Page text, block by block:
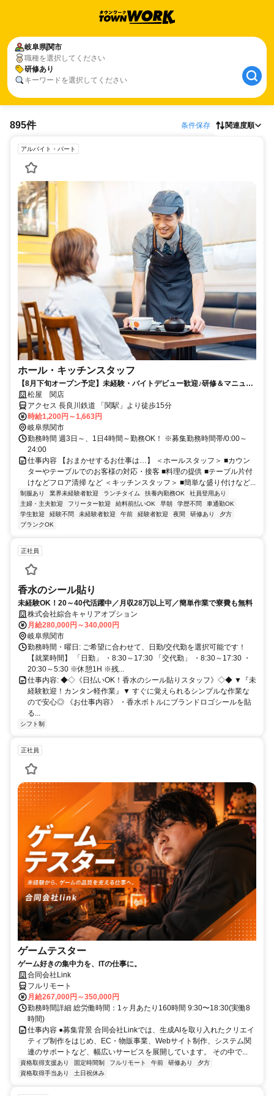
岐阜県関市
職種を選択してください
研修あり
キーワードを選択してください
895件 条件保存 関連度順
アルバイト・パート
ホール・キッチンスタッフ
【8月下旬オープン予定】未経験・バイトデビュー歓迎♪研修＆マニュア
ル完備で安心♪土日手当あり！時給＋100円♪
松屋 関店
アクセス 長良川鉄道 「関駅」より徒歩15分
時給1,200円～1,663円
岐阜県関市
勤務時間 週3日～、1日4時間～勤務OK！ ※募集勤務時間帯/0:00～
24:00
仕事内容 【おまかせするお仕事は…】 ＜ホールスタッフ＞ ■カウン
ターやテーブルでのお客様の対応・接客 ■料理の提供 ■テーブル片付
けなどフロア清掃 など ＜キッチンスタッフ＞ ■簡単な盛り付けなど...
制服あり 業界未経験者歓迎 ランチタイム 扶養内勤務OK
社員登用あり
主婦・主夫歓迎
フリーター歓迎 給料前払いOK 早朝 学歴不問
車通勤OK
学生歓迎
経験不問 未経験者歓迎 午前 経験者歓迎 夜間 研修あり
夕方
ブランクOK
正社員
香水のシール貼り
未経験OK！20～40代活躍中／月収28万以上可／簡単作業で寮費も無料
株式会社綜合キャリアオプション
月給280,000円～340,000円
岐阜県関市
勤務時間・曜日: ご希望に合わせて、日勤/交代勤を選択可能です！
【就業時間】 「日勤」 ・8:30～17:30 「交代勤」 ・8:30～17:30 ・
20:30～5:30 ※休憩1H ※残...
仕事内容: ◆◇《日払いOK！香水のシール貼りスタッフ》◇◆ ▼『未
経験歓迎！カンタン軽作業』▼ すぐに覚えられるシンプルな作業な
ので安心◎ 《お仕事内容》 ・香水ボトルにブランドロゴシールを貼
る...
シフト制
正社員
ゲームテスター
ゲーム好きの集中力を、ITの仕事に。
合同会社Link
フルリモート
月給267,000円～350,000円
勤務時間詳細 総労働時間：1ヶ月あたり160時間 9:30〜18:30(実働8
時間)
仕事内容 ●募集背景 合同会社Linkでは、生成AIを取り入れたクリエイ
ティブ制作をはじめ、EC・物販事業、Webサイト制作、システム関
連のサポートなど、幅広いサービスを展開しています。 その中で...
資格取得支援あり 固定時間制 フルリモート 午前 研修あり
夕方
資格取得手当あり
土日祝休み